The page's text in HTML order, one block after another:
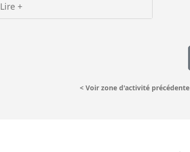
Lire +
< Voir zone d'activité précédente